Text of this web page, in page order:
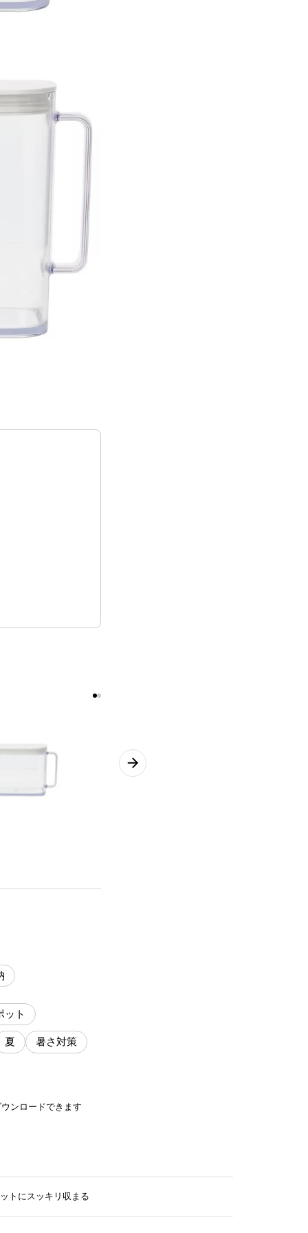
ット
夏 暑さ対策
ンロードできます
トにスッキリ収まる